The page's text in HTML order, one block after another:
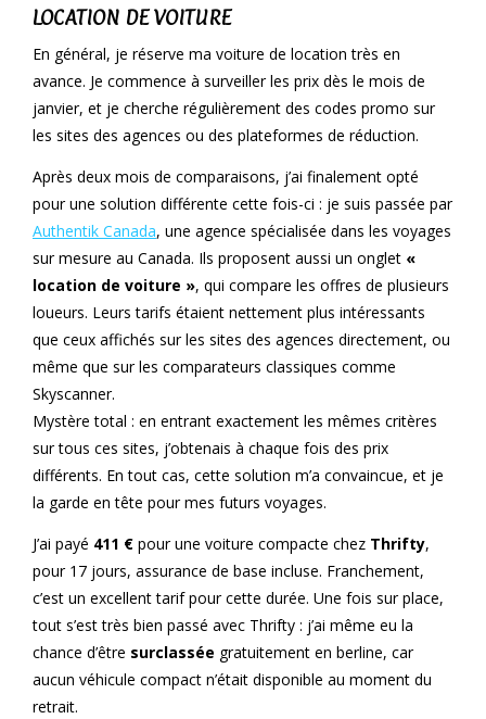
LOCATION DE VOITURE
En général, je réserve ma voiture de location très en
avance. Je commence à surveiller les prix dès le mois de
janvier, et je cherche régulièrement des codes promo sur
les sites des agences ou des plateformes de réduction.
Après deux mois de comparaisons, j’ai finalement opté
pour une solution différente cette fois-ci : je suis passée par
Authentik Canada, une agence spécialisée dans les voyages
sur mesure au Canada. Ils proposent aussi un onglet «
location de voiture », qui compare les offres de plusieurs
loueurs. Leurs tarifs étaient nettement plus intéressants
que ceux affichés sur les sites des agences directement, ou
même que sur les comparateurs classiques comme
Skyscanner.
Mystère total : en entrant exactement les mêmes critères
sur tous ces sites, j’obtenais à chaque fois des prix
différents. En tout cas, cette solution m’a convaincue, et je
la garde en tête pour mes futurs voyages.
J’ai payé 411 € pour une voiture compacte chez Thrifty,
pour 17 jours, assurance de base incluse. Franchement,
c’est un excellent tarif pour cette durée. Une fois sur place,
tout s’est très bien passé avec Thrifty : j’ai même eu la
chance d’être surclassée gratuitement en berline, car
aucun véhicule compact n’était disponible au moment du
retrait.